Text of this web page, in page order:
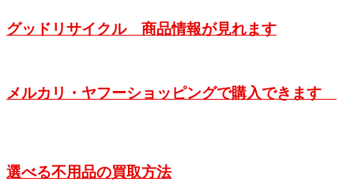
グッドリサイクル 商品情報が見れます
メルカリ・ヤフーショッピングで購入できます
選べる不用品の買取方法